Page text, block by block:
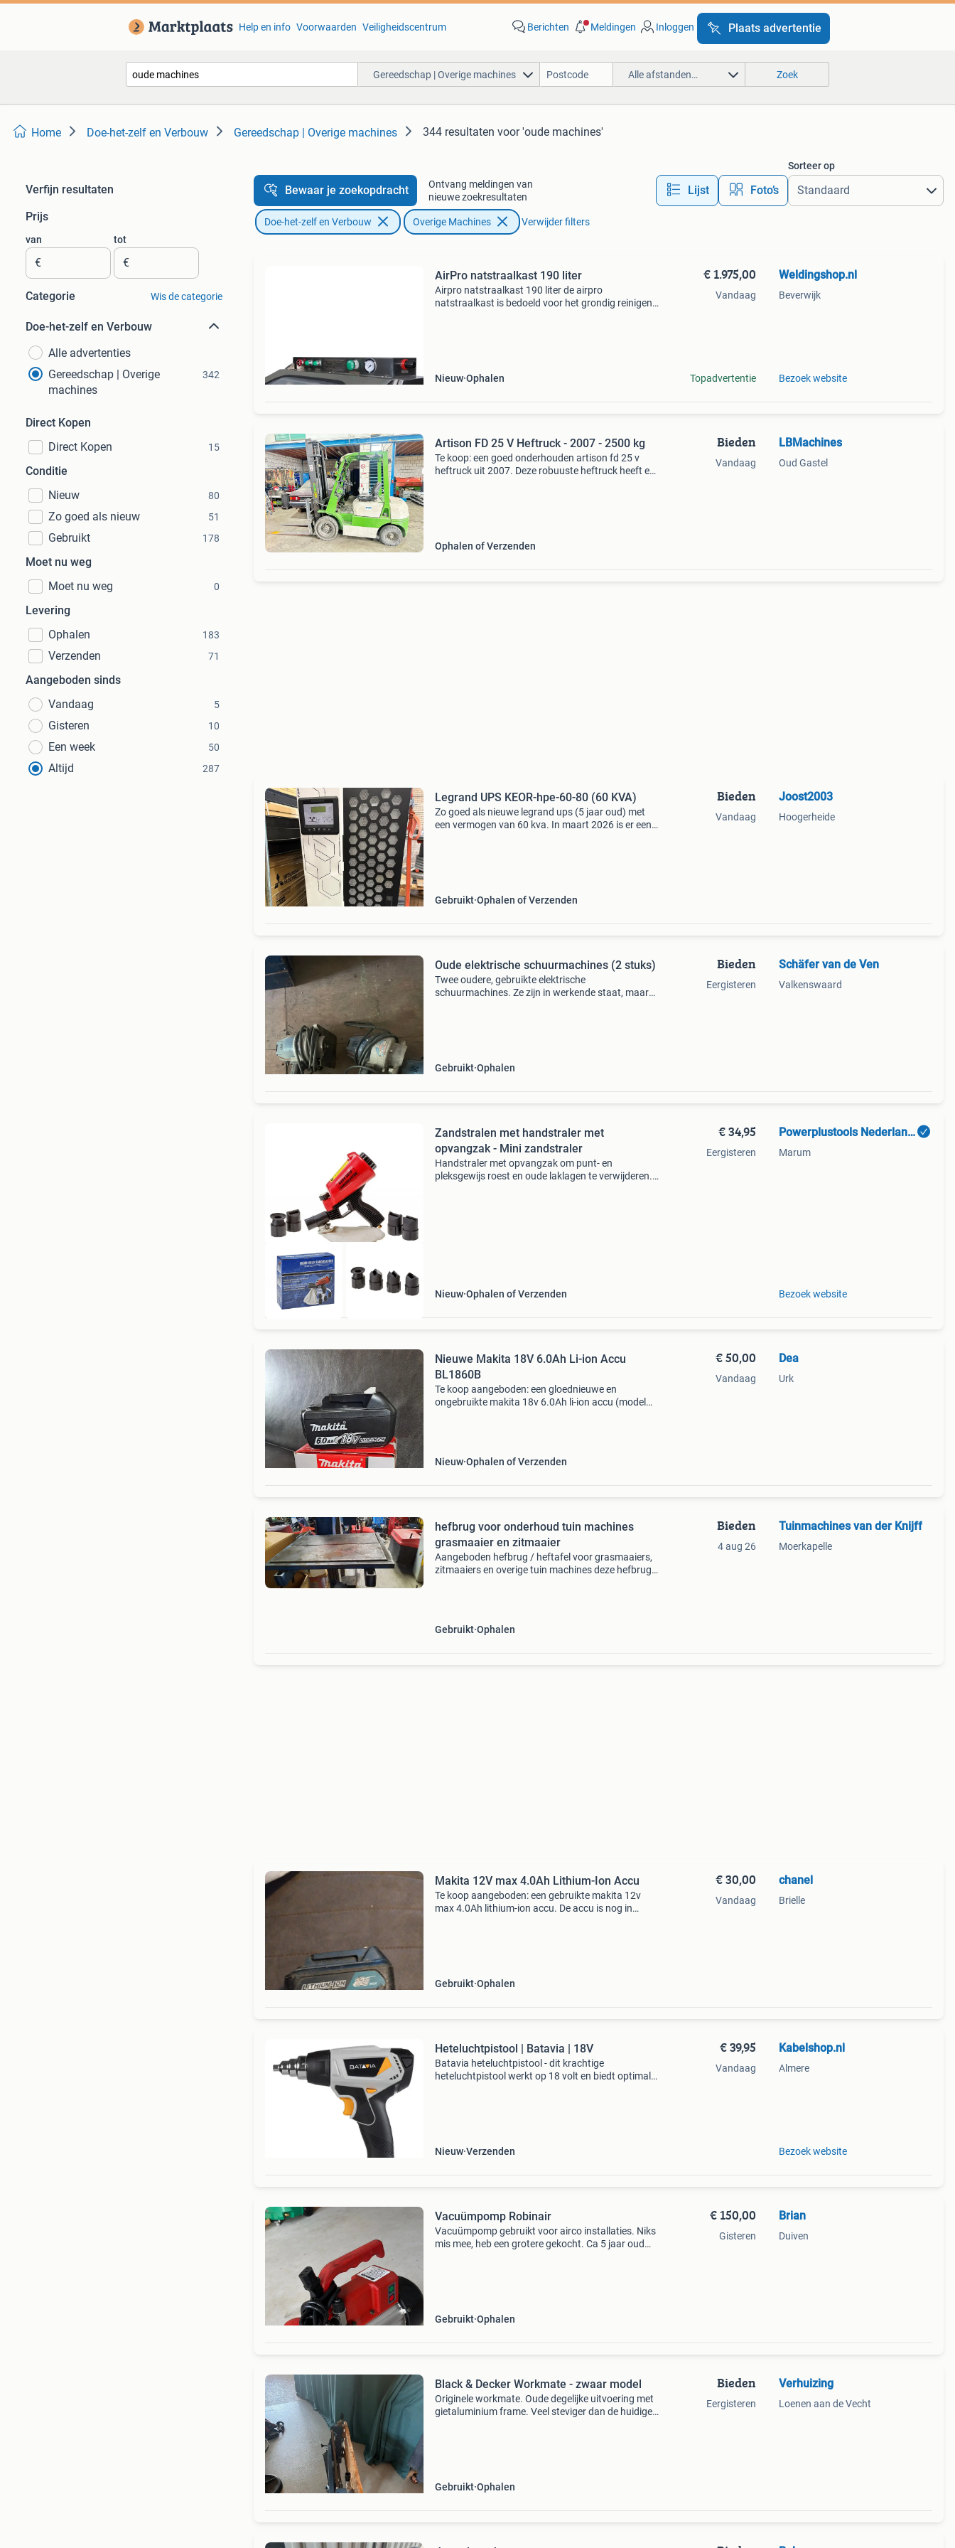
Help en info Voorwaarden Veiligheidscentrum Berichten Meldingen Inloggen Plaats advertentie
Gereedschap | Overige machines Alle afstanden… Zoek
Home Doe-het-zelf en Verbouw Gereedschap | Overige machines 344 resultaten voor 'oude machines'
Verfijn resultaten
Prijs
van
€
tot
€
Categorie Wis de categorie
Doe-het-zelf en Verbouw
Alle advertenties
Gereedschap | Overige
machines
342
Direct Kopen
Direct Kopen
15
Conditie
Nieuw
80
Zo goed als nieuw 51
Gebruikt 178
Moet nu weg
Moet nu weg
0
Levering
Ophalen
183
Verzenden 71
Aangeboden sinds
Vandaag
5
Gisteren 10
Een week 50
Altijd 287
Bewaar je zoekopdracht
Ontvang meldingen van
nieuwe zoekresultaten
Lijst Foto’s
Sorteer op
Doe-het-zelf en Verbouw Overige Machines Verwijder filters
AirPro natstraalkast 190 liter
Airpro natstraalkast 190 liter de airpro
natstraalkast is bedoeld voor het grondig reinigen
Nieuw Ophalen
€ 1.975,00
Vandaag
Topadvertentie
Weldingshop.nl
Beverwijk
Bezoek website
Artison FD 25 V Heftruck - 2007 - 2500 kg
Te koop: een goed onderhouden artison fd 25 v
heftruck uit 2007. Deze robuuste heftruck heeft een
Ophalen of Verzenden
Bieden
Vandaag
LBMachines
Oud Gastel
Legrand UPS KEOR-hpe-60-80 (60 KVA)
Zo goed als nieuwe legrand ups (5 jaar oud) met
een vermogen van 60 kva. In maart 2026 is er een
Gebruikt Ophalen of Verzenden
Bieden
Vandaag
Joost2003
Hoogerheide
Oude elektrische schuurmachines (2 stuks)
Twee oudere, gebruikte elektrische
schuurmachines. Ze zijn in werkende staat, maar
Gebruikt Ophalen
Bieden
Eergisteren
Schäfer van de Ven
Valkenswaard
Zandstralen met handstraler met
opvangzak - Mini zandstraler
Handstraler met opvangzak om punt- en
pleksgewijs roest en oude laklagen te verwijderen.
Nieuw Ophalen of Verzenden
€ 34,95
Eergisteren
Powerplustools Nederland BV
Marum
Bezoek website
Nieuwe Makita 18V 6.0Ah Li-ion Accu
BL1860B
Te koop aangeboden: een gloednieuwe en
ongebruikte makita 18v 6.0Ah li-ion accu (model
Nieuw Ophalen of Verzenden
€ 50,00
Vandaag
Dea
Urk
hefbrug voor onderhoud tuin machines
grasmaaier en zitmaaier
Aangeboden hefbrug / heftafel voor grasmaaiers,
zitmaaiers en overige tuin machines deze hefbrug
Gebruikt Ophalen
Bieden
4 aug 26
Tuinmachines van der Knijff
Moerkapelle
Makita 12V max 4.0Ah Lithium-Ion Accu
Te koop aangeboden: een gebruikte makita 12v
max 4.0Ah lithium-ion accu. De accu is nog in
Gebruikt Ophalen
€ 30,00
Vandaag
chanel
Brielle
Heteluchtpistool | Batavia | 18V
Batavia heteluchtpistool - dit krachtige
heteluchtpistool werkt op 18 volt en biedt optimale
Nieuw Verzenden
€ 39,95
Vandaag
Kabelshop.nl
Almere
Bezoek website
Vacuümpomp Robinair
Vacuümpomp gebruikt voor airco installaties. Niks
mis mee, heb een grotere gekocht. Ca 5 jaar oud
Gebruikt Ophalen
€ 150,00
Gisteren
Brian
Duiven
Black & Decker Workmate - zwaar model
Originele workmate. Oude degelijke uitvoering met
gietaluminium frame. Veel steviger dan de huidige
Gebruikt Ophalen
Bieden
Eergisteren
Verhuizing
Loenen aan de Vecht